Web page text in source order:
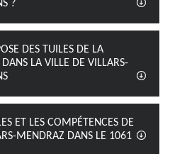
?
DES TUILES DE LA
LA VILLE DE VILLARS-
ET LES COMPÉTENCES DE
MENDRAZ DANS LE 1061